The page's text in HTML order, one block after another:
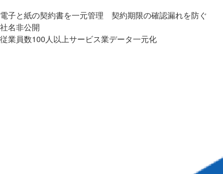
電子と紙の契約書を一元管理 契約期限の確認漏れを防ぐ
社名非公開
従業員数100人以上サービス業データ一元化